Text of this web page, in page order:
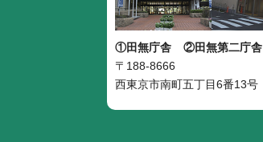
①田無庁舎
②田無第二庁舎
〒188-8666
西東京市南町五丁目6番13号